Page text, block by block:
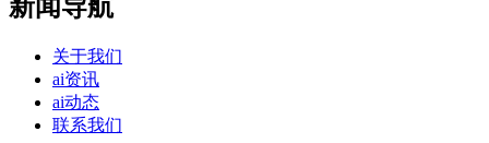
新闻导航
关于我们
ai资讯
ai动态
联系我们